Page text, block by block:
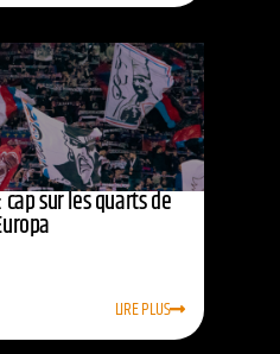
cap sur les quarts de
LIRE PLUS